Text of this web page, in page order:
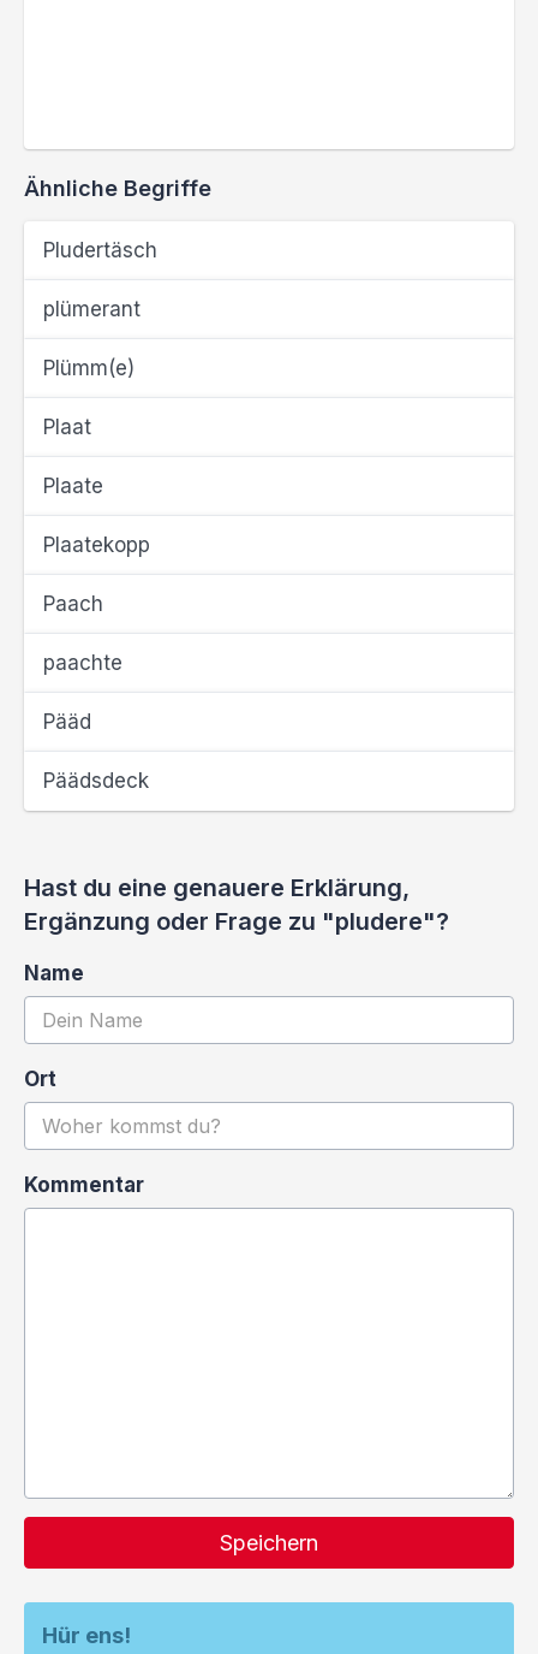
Ähnliche Begriffe
Pludertäsch
plümerant
Plümm(e)
Plaat
Plaate
Plaatekopp
Paach
paachte
Pääd
Päädsdeck
Hast du eine genauere Erklärung,
Ergänzung oder Frage zu "pludere"?
Name
Ort
Kommentar
Speichern
Hür ens!